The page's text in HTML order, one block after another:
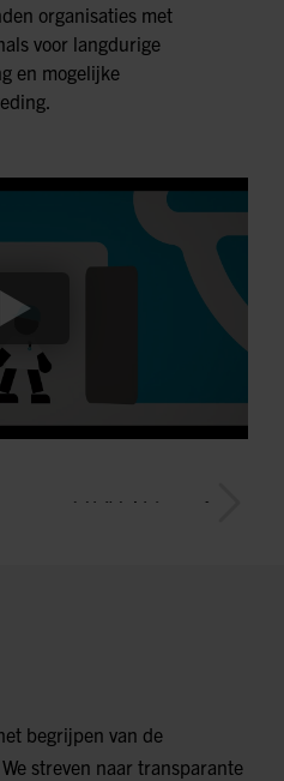
organisaties met
voor langdurige
en mogelijke
begrijpen van de
streven naar transparante